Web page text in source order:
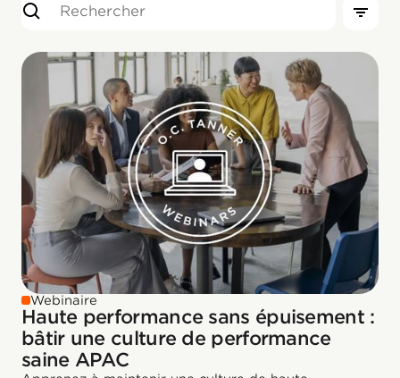
Webinaire
Haute performance sans épuisement :
bâtir une culture de performance
saine APAC